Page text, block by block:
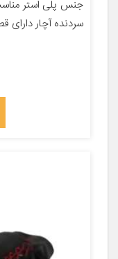
جنس پلی استر
سردنده آچار دارای